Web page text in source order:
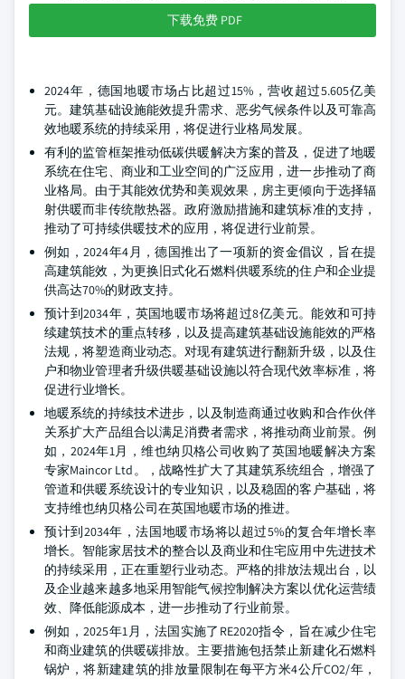
下载免费 PDF
2024年，德国地暖市场占比超过15%，营收超过5.605亿美
元。建筑基础设施能效提升需求、恶劣气候条件以及可靠高
效地暖系统的持续采用，将促进行业格局发展。
有利的监管框架推动低碳供暖解决方案的普及，促进了地暖
系统在住宅、商业和工业空间的广泛应用，进一步推动了商
业格局。由于其能效优势和美观效果，房主更倾向于选择辐
射供暖而非传统散热器。政府激励措施和建筑标准的支持，
推动了可持续供暖技术的应用，将促进行业前景。
例如，2024年4月，德国推出了一项新的资金倡议，旨在提
高建筑能效，为更换旧式化石燃料供暖系统的住户和企业提
供高达70%的财政支持。
预计到2034年，英国地暖市场将超过8亿美元。能效和可持
续建筑技术的重点转移，以及提高建筑基础设施能效的严格
法规，将塑造商业动态。对现有建筑进行翻新升级，以及住
户和物业管理者升级供暖基础设施以符合现代效率标准，将
促进行业增长。
地暖系统的持续技术进步，以及制造商通过收购和合作伙伴
关系扩大产品组合以满足消费者需求，将推动商业前景。例
如，2024年1月，维也纳贝格公司收购了英国地暖解决方案
专家Maincor Ltd。，战略性扩大了其建筑系统组合，增强了
管道和供暖系统设计的专业知识，以及稳固的客户基础，将
支持维也纳贝格公司在英国地暖市场的推进。
预计到2034年，法国地暖市场将以超过5%的复合年增长率
增长。智能家居技术的整合以及商业和住宅应用中先进技术
的持续采用，正在重塑行业动态。严格的排放法规出台，以
及企业越来越多地采用智能气候控制解决方案以优化运营绩
效、降低能源成本，进一步推动了行业前景。
例如，2025年1月，法国实施了RE2020指令，旨在减少住宅
和商业建筑的供暖碳排放。主要措施包括禁止新建化石燃料
锅炉，将新建建筑的排放量限制在每平方米4公斤CO2/年，